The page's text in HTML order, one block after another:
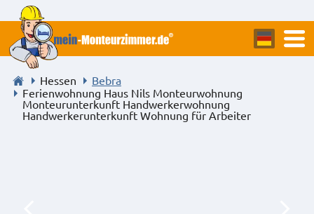
Hessen
Bebra
Ferienwohnung Haus Nils Monteurwohnung
Monteurunterkunft Handwerkerwohnung
Handwerkerunterkunft Wohnung für Arbeiter